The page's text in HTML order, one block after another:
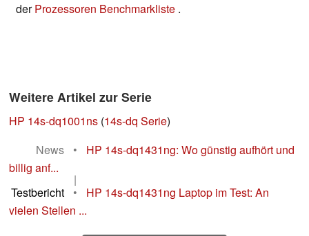
derProzessoren Benchmarkliste .
Weitere Artikel zur Serie
HP 14s-dq1001ns (14s-dq Serie)
News
•
HP 14s-dq1431ng: Wo günstig aufhört und
billig anf...
|
Testbericht
•
HP 14s-dq1431ng Laptop im Test: An
vielen Stellen ...